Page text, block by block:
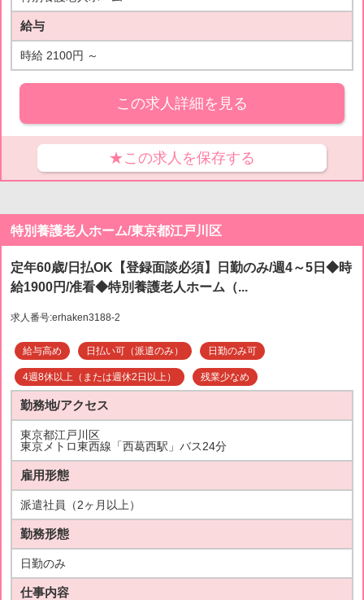
給与
時給 2100円 ～
この求人詳細を見る
★この求人を保存する
特別養護老人ホーム/東京都江戸川区
定年60歳/日払OK【登録面談必須】日勤のみ/週4～5日◆時
給1900円/准看◆特別養護老人ホーム（...
求人番号:erhaken3188-2
給与高め 日払い可（派遣のみ） 日勤のみ可
4週8休以上（または週休2日以上） 残業少なめ
勤務地/アクセス
東京都江戸川区
東京メトロ東西線「西葛西駅」バス24分
雇用形態
派遣社員（2ヶ月以上）
勤務形態
日勤のみ
仕事内容